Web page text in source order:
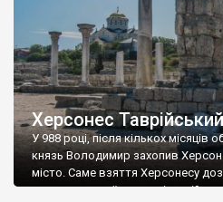
Херсонес
У 988 році, після кількох місяців
князь Володимир захопив
місто. Саме взяття Херсонесу
диктувати свої умови